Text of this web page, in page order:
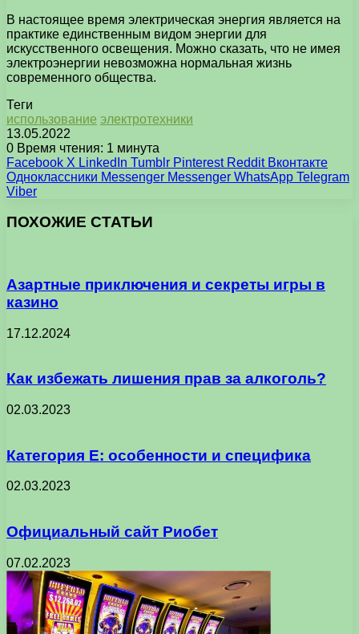
В настоящее время электрическая энергия является на
практике единственным видом энергии для
искусственного освещения. Можно сказать, что не имея
электроэнергии невозможна нормальная жизнь
современного общества.
Теги
использование электротехники
13.05.2022
0 Время чтения: 1 минута
Facebook X LinkedIn Tumblr Pinterest Reddit Вконтакте
Одноклассники Messenger Messenger WhatsApp Telegram
Viber
ПОХОЖИЕ СТАТЬИ
Азартные приключения и секреты игры в
казино
17.12.2024
Как избежать лишения прав за алкоголь?
02.03.2023
Категория Е: особенности и специфика
02.03.2023
Официальный сайт Риобет
07.02.2023